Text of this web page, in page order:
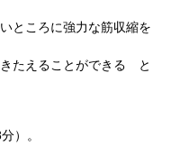
ところに強力な筋収縮を
たえることができる と
）。